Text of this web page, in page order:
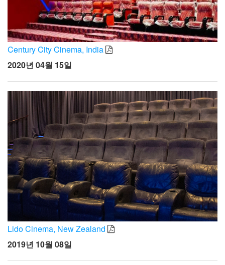
Century City Cinema, India
2020년 04월 15일
Lido Cinema, New Zealand
2019년 10월 08일